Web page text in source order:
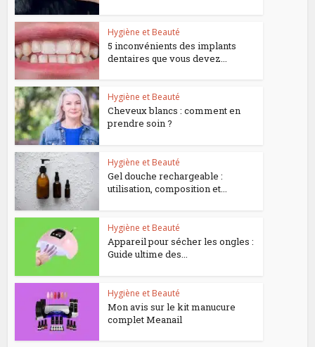
Hygiène et Beauté
5 inconvénients des implants
dentaires que vous devez...
Hygiène et Beauté
Cheveux blancs : comment en
prendre soin ?
Hygiène et Beauté
Gel douche rechargeable :
utilisation, composition et...
Hygiène et Beauté
Appareil pour sécher les ongles :
Guide ultime des...
Hygiène et Beauté
Mon avis sur le kit manucure
complet Meanail